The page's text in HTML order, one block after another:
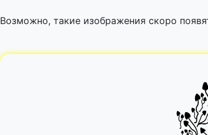
Возможно, такие изображения скоро